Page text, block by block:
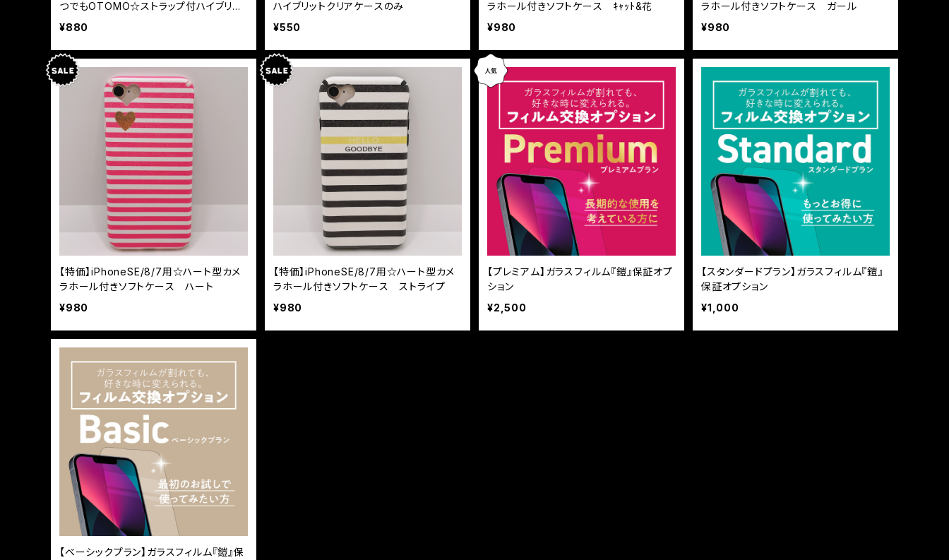
つでもOTOMO☆ストラップ付ハイブリッ
トケース
¥880
ハイブリットクリアケースのみ
¥550
ラホール付きソフトケース ｷｬｯﾄ&花
¥980
ラホール付きソフトケース ガール
¥980
【特価】iPhoneSE/8/7用☆ハート型カメ
ラホール付きソフトケース ハート
¥980
【特価】iPhoneSE/8/7用☆ハート型カメ
ラホール付きソフトケース ストライプ
¥980
【プレミアム】ガラスフィルム『鎧』保証オプ
ション
¥2,500
【スタンダードプラン】ガラスフィルム『鎧』
保証オプション
¥1,000
【ベーシックプラン】ガラスフィルム『鎧』保